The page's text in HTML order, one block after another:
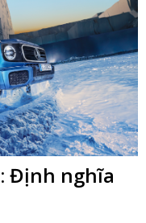
Định nghĩa